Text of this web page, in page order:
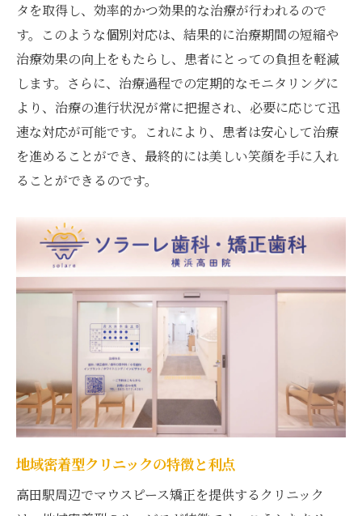
先進技術がもたらす治療の利点
クリニックが提供する技術支援
技術革新が支える高田駅の矯正
マウスピース矯正体験者が語る高田駅での治療
プロセス
体験者の声に基づく治療の流れ
高田駅での患者体験を共有
体験者からの生の意見を紹介
高田駅での治療の実際とは
患者視点で見る矯正プロセス
高田駅でのマウスピース矯正が支持される理由
を口コミから分析
口コミ分析でわかる支持の要因
支持される理由はここにある
口コミが示す高田駅の強み
高田駅の矯正治療が選ばれる理由
口コミから見る治療の魅力
タを取得し、効率的かつ効果的な治療が行われるので
す。このような個別対応は、結果的に治療期間の短縮や
治療効果の向上をもたらし、患者にとっての負担を軽減
します。さらに、治療過程での定期的なモニタリングに
より、治療の進行状況が常に把握され、必要に応じて迅
速な対応が可能です。これにより、患者は安心して治療
を進めることができ、最終的には美しい笑顔を手に入れ
ることができるのです。
地域密着型クリニックの特徴と利点
高田駅周辺でマウスピース矯正を提供するクリニック